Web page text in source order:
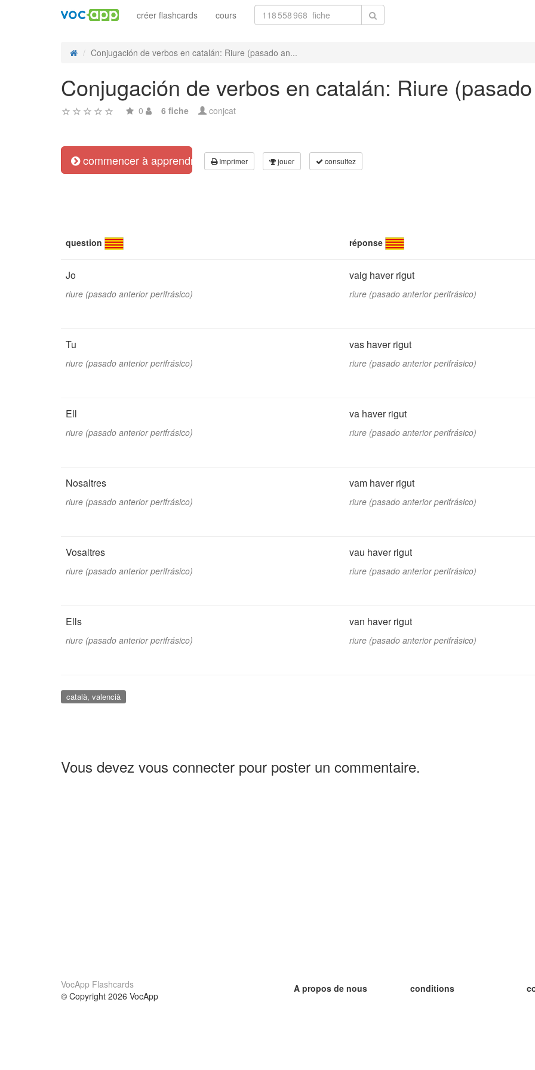
créer flashcards cours
Conjugación de verbos en catalán: Riure (pasado an...
Conjugación de verbos en catalán: Riure
0 6 fiche conjcat
commencer à apprendre Imprimer jouer consultez
question réponse
Jo
riure (pasado anterior perifrásico)
vaig haver rigut
riure (pasado anterior perifrásico)
Tu
riure (pasado anterior perifrásico)
vas haver rigut
riure (pasado anterior perifrásico)
Ell
riure (pasado anterior perifrásico)
va haver rigut
riure (pasado anterior perifrásico)
Nosaltres
riure (pasado anterior perifrásico)
vam haver rigut
riure (pasado anterior perifrásico)
Vosaltres
riure (pasado anterior perifrásico)
vau haver rigut
riure (pasado anterior perifrásico)
Ells
riure (pasado anterior perifrásico)
van haver rigut
riure (pasado anterior perifrásico)
català, valencià
Vous devez vous connecter pour poster un commentaire.
VocApp Flashcards
© Copyright 2026 VocApp
A propos de nous
conditions